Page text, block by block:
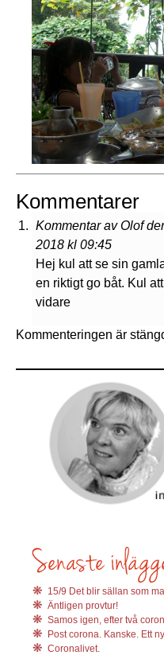
Kommentarer
Kommentar av Olof
2018 kl 09:45
Hej kul att se sin
en riktigt go båt. Kul
vidare
Kommenteringen är
15/9 Det blir sällan som
Äntligen provtur!
Samos igen, efter två
Post corona. Kanske. Ett
Coronalivet.